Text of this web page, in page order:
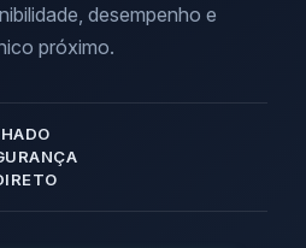
desempenho e
próximo.